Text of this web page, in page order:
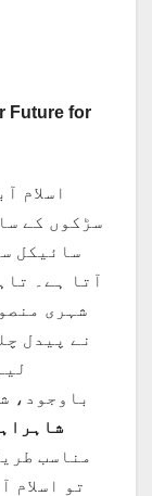
Future for
اسلام
سڑکوں کے
سائیکل
آتا ہے۔
شہری
نے پیدل
باوجود،
مناسب
تو اسلام